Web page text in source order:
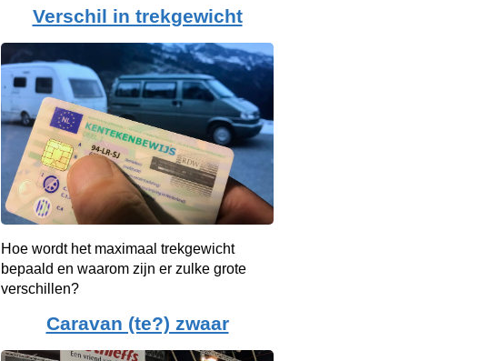
Verschil in trekgewicht
Hoe wordt het maximaal trekgewicht
bepaald en waarom zijn er zulke grote
verschillen?
Caravan (te?) zwaar